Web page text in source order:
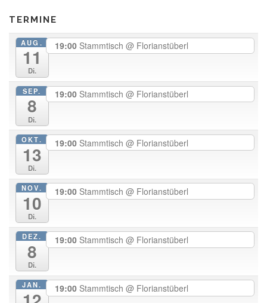
TERMINE
AUG.
11
Di.
19:00 Stammtisch @ Florianstüberl
SEP.
8
Di.
19:00 Stammtisch @ Florianstüberl
OKT.
13
Di.
19:00 Stammtisch @ Florianstüberl
NOV.
10
Di.
19:00 Stammtisch @ Florianstüberl
DEZ.
8
Di.
19:00 Stammtisch @ Florianstüberl
JAN. 19:00 Stammtisch @ Florianstüberl